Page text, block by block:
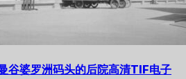
谷婆罗洲码头的后院高清TIF电子